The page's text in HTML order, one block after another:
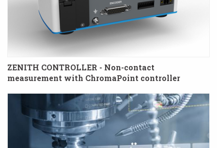
ZENITH CONTROLLER - Non-contact
measurement with ChromaPoint controller